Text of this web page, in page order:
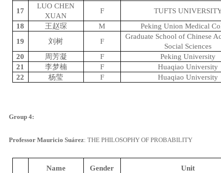
17
LUO CHEN
XUAN
F
TUFTS
18
王赵琛 M
Peking Union Medical
19
刘树 F
Graduate School of Chinese
Social Sciences
20
周芳凝 F
Peking University
21
李梦楠 F
Huaqiao University
22
杨莹 F Huaqiao University
Group 4:
Professor Mauricio Suárez: THE PHILOSOPHY OF PROBABILITY
Name Gender
Unit